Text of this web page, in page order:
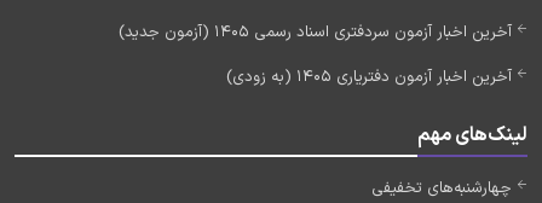
آخرین اخبار آزمون سردفتری اسناد رسمی 1405 (آزمون جدید)
آخرین اخبار آزمون دفتریاری 1405 (به زودی)
لینک‌های مهم
چهارشنبه‌های تخفیفی